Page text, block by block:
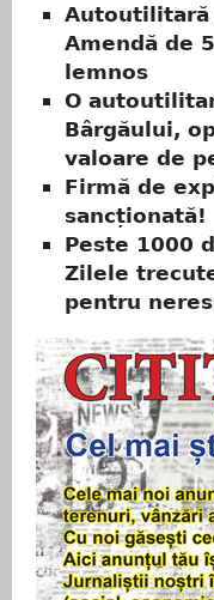
Autoutilitară
Amendă de
lemnos
O
Bârgăului,
valoare de
Firmă de
sancționată!
Peste 1000
Zilele
pentru